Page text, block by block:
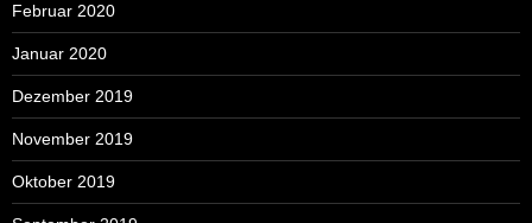
Februar 2020
Januar 2020
Dezember 2019
November 2019
Oktober 2019